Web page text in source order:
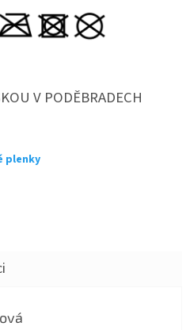
V PODĚBRADECH
plenky